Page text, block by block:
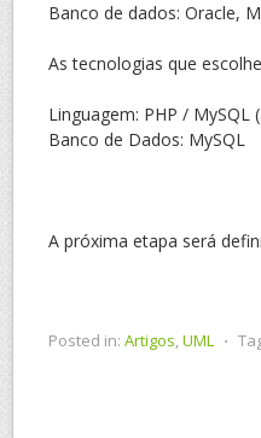
Banco de dados: Oracle,
As tecnologias que
Linguagem: PHP / MySQL
Banco de Dados: MySQL
A próxima etapa será
Posted in: Artigos,UML ⋅